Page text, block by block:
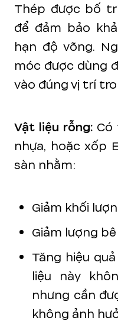
Thép được bố
để đảm bảo
hạn độ võng.
móc được dùng
vào đúng vị trí
Vật liệu rỗng: Có
nhựa, hoặc xốp
sàn nhằm:
Giảm khối
Giảm lượng
Tăng hiệu
liệu này
nhưng cần
không ảnh